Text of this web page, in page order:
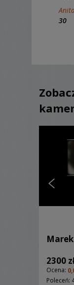
30
2300
Ocena:
Poleceń: